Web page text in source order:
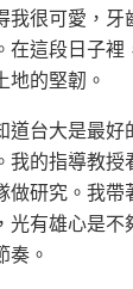
我很可愛，牙
在這段日子裡
地的堅韌。
道台大是最好
的指導教授
做研究。我帶
光有雄心是不
奏。